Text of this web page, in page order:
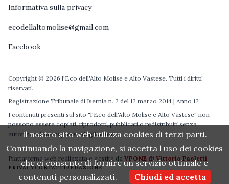
Informativa sulla privacy
ecodellaltomolise@gmail.com
Facebook
Copyright © 2026 l'Eco dell'Alto Molise e Alto Vastese. Tutti i diritti
riservati.
Registrazione Tribunale di Isernia n. 2 del 12 marzo 2014 | Anno 12
I contenuti presenti sul sito "l'Eco dell'Alto Molise e Alto Vastese" non
possono essere copiati, riprodotti, pubblicati o redistribuiti senza
autorizzazione espressa degli autori.
Piattaforma web realizzata e gestita da VPONE di Vittorio Paoletti
PRIVACYCONTATTIREDAZIONE
Il nostro sito web utilizza cookies di terzi parti.
Continuando la navigazione, si accetta l uso dei cookies
che ci consente di fornire un servizio ottimale e
contenuti personalizzati.
Chiudi ed accetta